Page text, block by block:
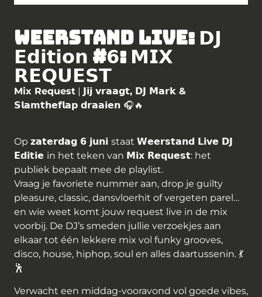
WEERSTAND LIVE: 𝗗𝗝
𝗘𝗱𝗶𝘁𝗶𝗼𝗻 #𝟲: 𝗠𝗜𝗫
𝗥𝗘𝗤𝗨𝗘𝗦𝗧
Mix Request | 𝗝𝗶𝗷 𝘃𝗿𝗮𝗮𝗴𝘁, 𝗗𝗝 𝗠𝗮𝗿𝗸 &
𝗦𝗹𝗮𝗺𝘁𝗵𝗲𝗳𝗹𝗮𝗽 𝗱𝗿𝗮𝗮𝗶𝗲𝗻 🎧🔥
Op 𝘇𝗮𝘁𝗲𝗿𝗱𝗮𝗴 𝟲 𝗷𝘂𝗻𝗶 staat 𝗪𝗲𝗲𝗿𝘀𝘁𝗮𝗻𝗱 𝗟𝗶𝘃𝗲 𝗗𝗝
𝗘𝗱𝗶𝘁𝗶𝗲 in het teken van 𝗠𝗶𝘅 𝗥𝗲𝗾𝘂𝗲𝘀𝘁: het
publiek bepaalt mee de playlist.
Vraag je favoriete nummer aan, drop je guilty
pleasure, classic, dansvloerhit of vergeten parel…
en wie weet komt jouw request live in de mix
voorbij. De DJ’s smeden jullie verzoekjes aan
elkaar tot één lekkere mix vol funky grooves,
disco, house, hiphop, soul en alles daartussenin. 💃
🕺
Verwacht een middag-vooravond vol goede vibes,